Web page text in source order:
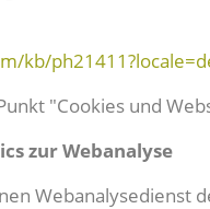
kb/
"Cookies und
zur Webanalyse
Webanalysedienst